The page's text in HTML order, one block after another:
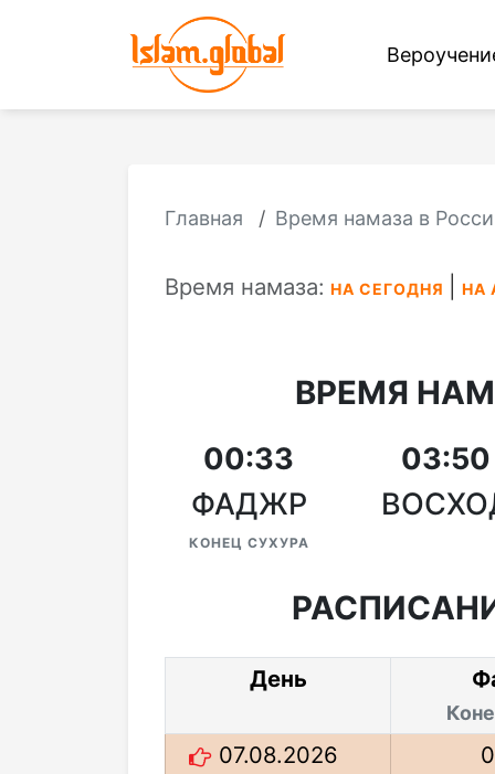
Главная Время намаза в
Время намаза: НА СЕГОДНЯ НА
ВРЕМЯ
00:33
ФАДЖР
КОНЕЦ СУХУРА
03:50
День
07.08.2026